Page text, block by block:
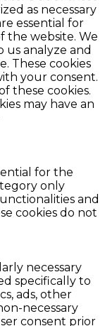
as necessary
essential for
the website. We
us analyze and
These cookies
your consent.
these cookies.
may have an
for the
only
and
cookies do not
necessary
specifically to
ads, other
necessary
consent prior